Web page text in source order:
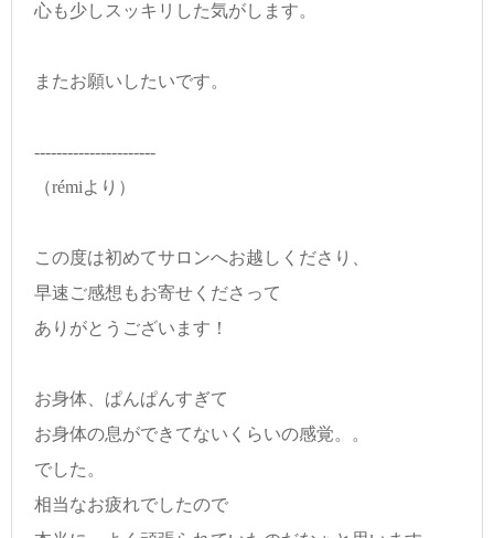
心も少しスッキリした気がします。
またお願いしたいです。
----------------------
（rémiより）
この度は初めてサロンへお越しくださり、
早速ご感想もお寄せくださって
ありがとうございます！
お身体、ぱんぱんすぎて
お身体の息ができてないくらいの感覚。。
でした。
相当なお疲れでしたので